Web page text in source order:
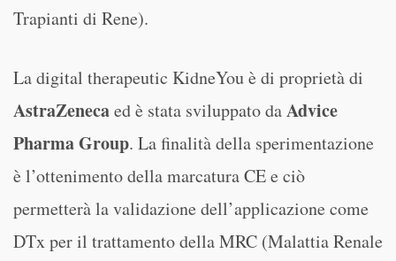
Trapianti di Rene).
La digital therapeutic KidneYou è di proprietà di
AstraZenecaed è stata sviluppato daAdvice
Pharma Group. La finalità della sperimentazione
è l’ottenimento della marcatura CE e ciò
permetterà la validazione dell’applicazione come
DTx per il trattamento della MRC (Malattia Renale